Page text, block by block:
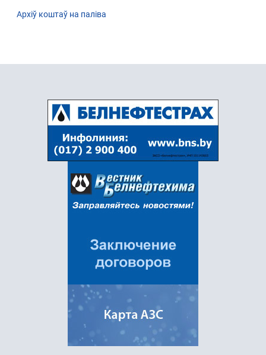
Архіў коштаў на паліва